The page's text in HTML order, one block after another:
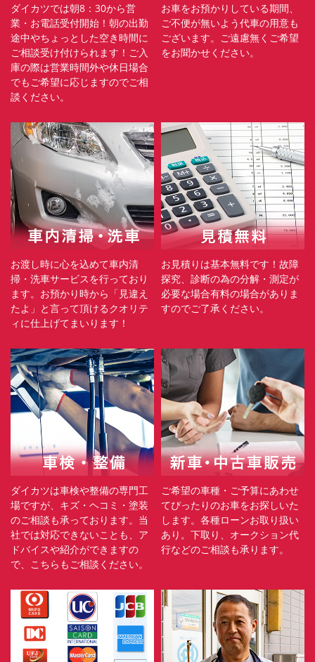
ダイカツでは朝8：30から営
業・お電話受付開始！朝の出勤
途中やちょっとした空き時間に
ご相談受け付けられます！ご入
庫の際は営業時間外や休日場合
でもご希望に応じますのでご相
談ください。
お車をお預かりしている期間、
ご不便が無いよう代車の用意も
ございます。ご遠慮無くご希望
をお聞かせください。
お渡し時に心を込めて車内清
掃・洗車サービスを行っており
ます。お預かり時から「見違え
たよ」と言って頂けるクオリテ
ィに仕上げてまいります！
お見積りは基本無料です！故障
探究、診断の為の分解・測定が
必要な場合有料の場合がありま
すのでご了承ください。
ダイカツは車検や整備の専門工
場ですが、キズ・ヘコミ・塗装
のご相談も承っております。当
社では対応できないことも、ア
ドバイスや紹介ができますの
で、こちらもご相談ください。
ご希望の車種・ご予算にあわせ
てぴったりのお車をお探しいた
します。各種ローンお取り扱い
あり。下取り、オークション代
行などのご相談も承ります。